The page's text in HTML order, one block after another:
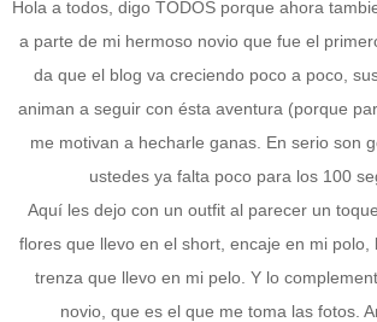
Hola a todos, digo TODOS porque ahora
a parte de mi hermoso novio que fue el
da que el blog va creciendo poco a poco,
animan a seguir con ésta aventura (porque
me motivan a hecharle ganas. En serio son
ustedes ya falta poco para los 100
Aquí les dejo con un outfit al parecer un
flores que llevo en el short, encaje en mi polo,
trenza que llevo en mi pelo. Y lo
novio, que es el que me toma las fotos.